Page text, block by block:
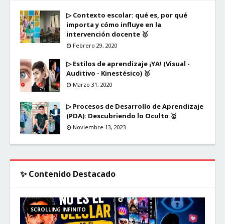
▷ Contexto escolar: qué es, por qué
importa y cómo influye en la
intervención docente 🥇
Febrero 29, 2020
▷ Estilos de aprendizaje ¡YA! (Visual -
Auditivo - Kinestésico) 🥇
Marzo 31, 2020
▷ Procesos de Desarrollo de Aprendizaje
(PDA): Descubriendo lo Oculto 🥇
Noviembre 13, 2023
✨ Contenido Destacado
SCROLLING INFINITO